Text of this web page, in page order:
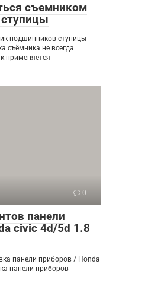
съемником
подшипников ступицы
съёмника не всегда
применяется
0
панели
civic 4d/5d 1.8
панели приборов / Honda
панели приборов